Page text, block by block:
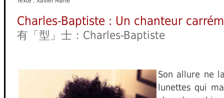
Charles-Baptiste : Un chanteur
有「型」士：Charles-Baptiste
Son allure ne
lunettes qui